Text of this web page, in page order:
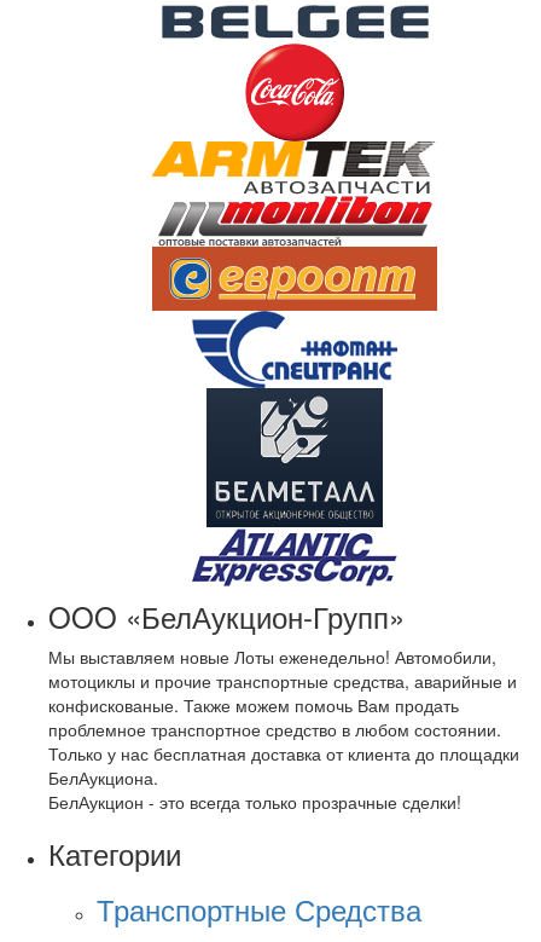
OOO «БелАукцион-Групп»
Мы выставляем новые Лоты еженедельно! Автомобили,
мотоциклы и прочие транспортные средства, аварийные и
конфискованые. Также можем помочь Вам продать
проблемное транспортное средство в любом состоянии.
Только у нас бесплатная доставка от клиента до площадки
БелАукциона.
БелАукцион - это всегда только прозрачные сделки!
Категории
Транспортные Средства